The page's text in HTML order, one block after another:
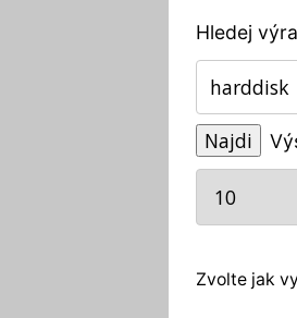
Hledej
Zvolte jak